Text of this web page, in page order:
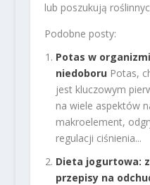
lub poszukują
Podobne posty:
Potas w
niedoboru Potas,
jest kluczowym
na wiele aspektów
makroelement,
regulacji ciśnienia...
Dieta jogurtowa:
przepisy na